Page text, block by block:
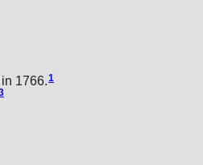
1766.1